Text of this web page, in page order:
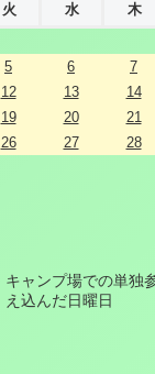
火 水 木
5 6 7
12 13 14
19 20 21
26 27 28
キャンプ場での単独
え込んだ日曜日